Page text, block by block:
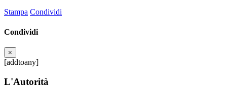
Stampa Condividi
Condividi
×
[addtoany]
L'Autorità